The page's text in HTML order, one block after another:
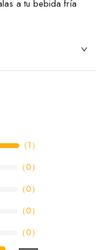
a tu bebida fría
（1 ）
（0）
（0）
（0）
（0）